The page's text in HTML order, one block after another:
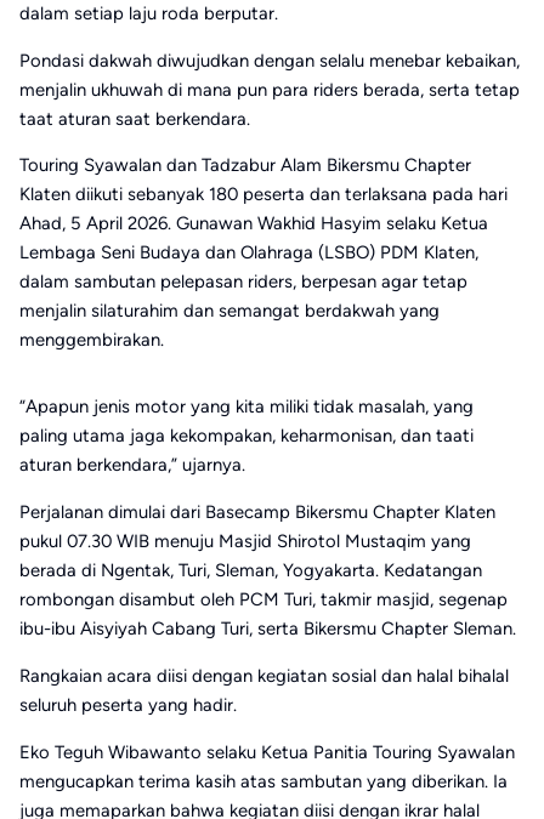
dalam setiap laju roda berputar.
Pondasi dakwah diwujudkan dengan selalu menebar kebaikan,
menjalin ukhuwah di mana pun para riders berada, serta tetap
taat aturan saat berkendara.
Touring Syawalan dan Tadzabur Alam Bikersmu Chapter
Klaten diikuti sebanyak 180 peserta dan terlaksana pada hari
Ahad, 5 April 2026. Gunawan Wakhid Hasyim selaku Ketua
Lembaga Seni Budaya dan Olahraga (LSBO) PDM Klaten,
dalam sambutan pelepasan riders, berpesan agar tetap
menjalin silaturahim dan semangat berdakwah yang
menggembirakan.
“Apapun jenis motor yang kita miliki tidak masalah, yang
paling utama jaga kekompakan, keharmonisan, dan taati
aturan berkendara,” ujarnya.
Perjalanan dimulai dari Basecamp Bikersmu Chapter Klaten
pukul 07.30 WIB menuju Masjid Shirotol Mustaqim yang
berada di Ngentak, Turi, Sleman, Yogyakarta. Kedatangan
rombongan disambut oleh PCM Turi, takmir masjid, segenap
ibu-ibu Aisyiyah Cabang Turi, serta Bikersmu Chapter Sleman.
Rangkaian acara diisi dengan kegiatan sosial dan halal bihalal
seluruh peserta yang hadir.
Eko Teguh Wibawanto selaku Ketua Panitia Touring Syawalan
mengucapkan terima kasih atas sambutan yang diberikan. Ia
juga memaparkan bahwa kegiatan diisi dengan ikrar halal